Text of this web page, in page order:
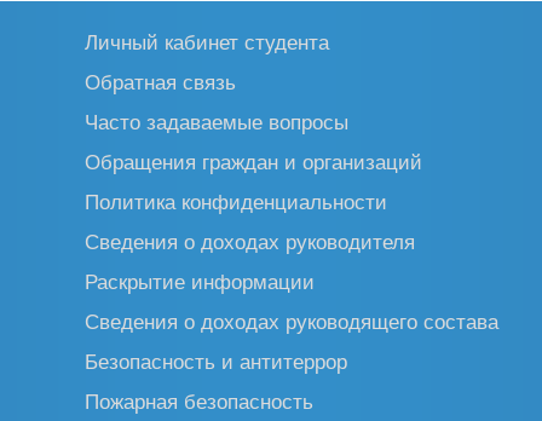
Личный кабинет студента
Обратная связь
Часто задаваемые вопросы
Обращения граждан и организаций
Политика конфиденциальности
Сведения о доходах руководителя
Раскрытие информации
Сведения о доходах руководящего состава
Безопасность и антитеррор
Пожарная безопасность